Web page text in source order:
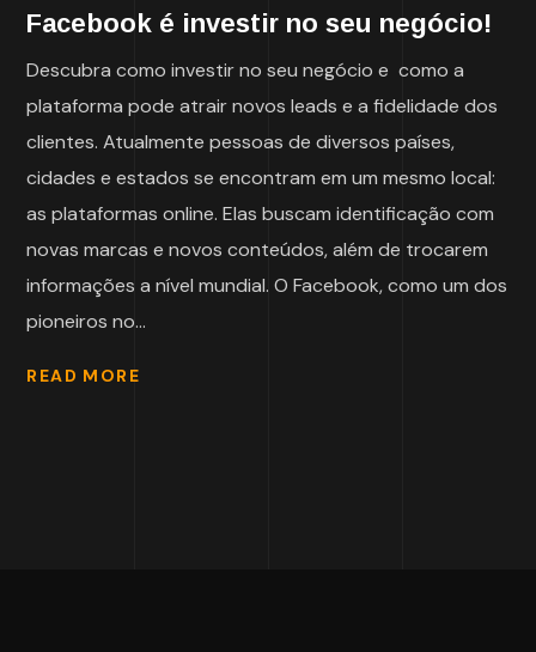
Facebook é investir no seu negócio!
Descubra como investir no seu negócio e como a
plataforma pode atrair novos leads e a fidelidade dos
clientes. Atualmente pessoas de diversos países,
cidades e estados se encontram em um mesmo local:
as plataformas online. Elas buscam identificação com
novas marcas e novos conteúdos, além de trocarem
informações a nível mundial. O Facebook, como um dos
pioneiros no...
READ MORE